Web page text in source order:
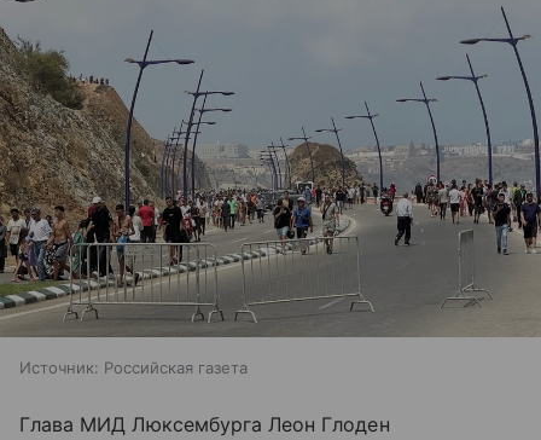
Источник: Российская газета
Глава МИД Люксембурга Леон Глоден